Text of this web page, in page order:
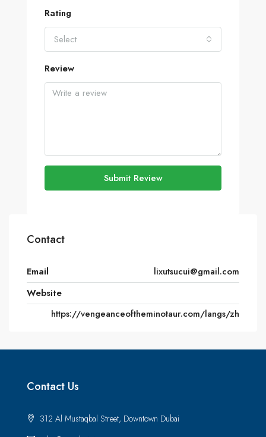
Rating
Select
Review
Submit Review
Contact
Email
lixutsucui@gmail.com
Website
https://vengeanceoftheminotaur.com/langs/zh
Contact Us
312 Al Mustaqbal Street, Downtown Dubai